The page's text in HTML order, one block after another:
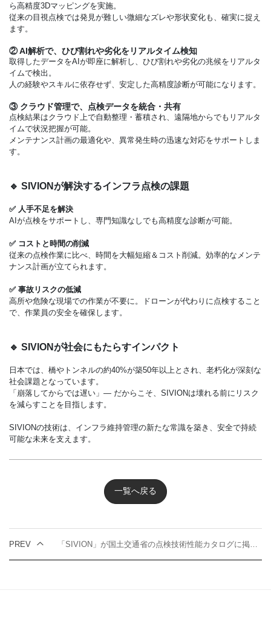
ら高精度3Dマッピングを実施。
従来の目視点検では発見が難しい微細なズレや形状変化も、確実に捉え
ます。
② AI解析で、ひび割れや劣化をリアルタイム検知
取得したデータをAIが即座に解析し、ひび割れや劣化の兆候をリアルタ
イムで検出。
人の経験やスキルに依存せず、安定した高精度診断が可能になります。
③ クラウド管理で、点検データを統合・共有
点検結果はクラウド上で自動整理・蓄積され、遠隔地からでもリアルタ
イムで状況把握が可能。
メンテナンス計画の最適化や、異常発生時の迅速な対応をサポートしま
す。
🔹 SIVIONが解決するインフラ点検の課題
✅ 人手不足を解決
AIが点検をサポートし、専門知識なしでも高精度な診断が可能。
✅ コストと時間の削減
従来の点検作業に比べ、時間を大幅短縮＆コスト削減。効率的なメンテ
ナンス計画が立てられます。
✅ 事故リスクの低減
高所や危険な現場での作業が不要に。ドローンが代わりに点検すること
で、作業員の安全を確保します。
🔹 SIVIONが社会にもたらすインパクト
日本では、橋やトンネルの約40%が築50年以上とされ、老朽化が深刻な
社会課題となっています。
「崩落してからでは遅い」— だからこそ、SIVIONは壊れる前にリスク
を減らすことを目指します。
SIVIONの技術は、インフラ維持管理の新たな常識を築き、安全で持続
可能な未来を支えます。
一覧へ戻る
PREV 「SIVION」が国土交通省の点検技術性能カタログに掲載！インフラ点検の”新定番”へ